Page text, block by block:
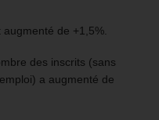
de +1,5%.
des inscrits (sans
a augmenté de